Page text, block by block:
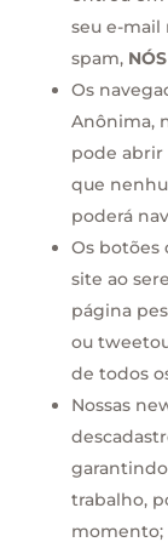
seu e-mail
spam,
Os
Anônima,
pode abrir
que
poderá
Os botões
site ao
página
ou
de todos
Nossas
trabalho,
momento;